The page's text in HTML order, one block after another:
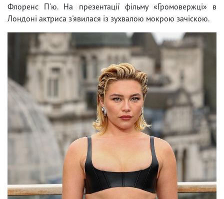
Флоренс П'ю. На презентації фільму «Громовержці» в
Лондоні актриса з'явилася із зухвалою мокрою зачіскою.